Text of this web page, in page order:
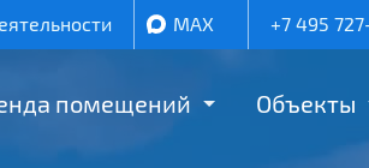
MAX +7 495
помещений Объекты